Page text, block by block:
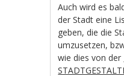
Auch wird es
der Stadt eine
geben, die die
umzusetzen,
wie dies von der